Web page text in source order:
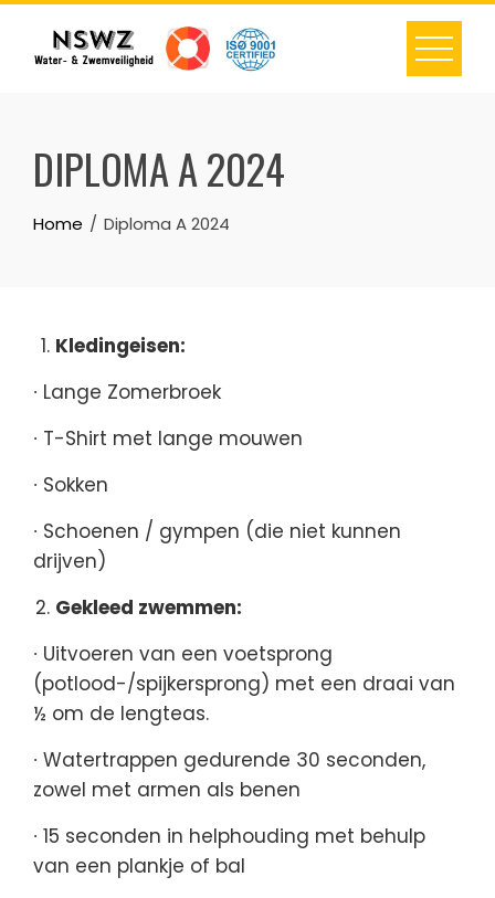
Skip
content
DIPLOMA A 2024
Home Diploma A 2024
Kledingeisen:
∙ Lange Zomerbroek
∙ T-Shirt met lange mouwen
∙ Sokken
∙ Schoenen / gympen (die niet kunnen
drijven)
Gekleed zwemmen:
∙ Uitvoeren van een voetsprong
(potlood-/spijkersprong) met een draai van
½ om de lengteas.
∙ Watertrappen gedurende 30 seconden,
zowel met armen als benen
∙ 15 seconden in helphouding met behulp
van een plankje of bal